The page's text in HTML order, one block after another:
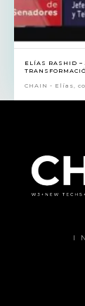
ELÍAS RASHID –
CHAIN - Elías,